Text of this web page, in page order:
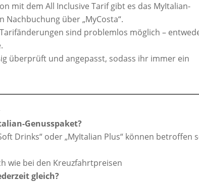
mit dem All Inclusive Tarif gibt es das MyItalian-
über „MyCosta“.
sind problemlos möglich –
überprüft und angepasst, sodass ihr immer ein
Genusspaket?
Drinks“ oder „MyItalian Plus“ können betroffen
wie bei den Kreuzfahrtpreisen
gleich?